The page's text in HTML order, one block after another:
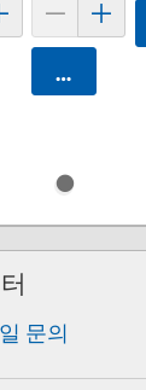
담기 카트에 담기
문의